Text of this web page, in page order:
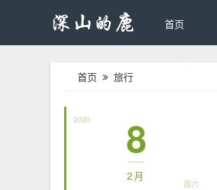
首页
首页 旅行
2020 8
2月
周六